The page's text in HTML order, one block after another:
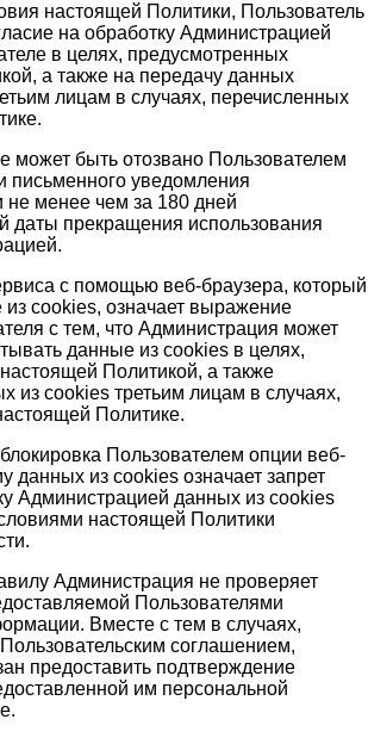
настоящей Политики, Пользователь
на обработку Администрацией
в целях, предусмотренных
а также на передачу данных
лицам в случаях, перечисленных
может быть отозвано Пользователем
письменного уведомления
менее чем за 180 дней
даты прекращения использования
с помощью веб-браузера, который
cookies, означает выражение
с тем, что Администрация может
данные из cookies в целях,
Политикой, а также
из cookies третьим лицам в случаях,
Политике.
Пользователем опции веб-
данных из cookies означает запрет
Администрацией данных из cookies
настоящей Политики
Администрация не проверяет
Пользователями
Вместе с тем в случаях,
соглашением,
предоставить подтверждение
им персональной